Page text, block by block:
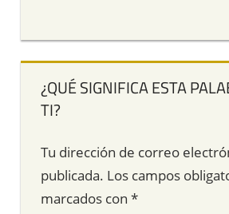
¿QUÉ SIGNIFICA ESTA
TI?
Tu dirección de correo
publicada. Los campos
marcados con *